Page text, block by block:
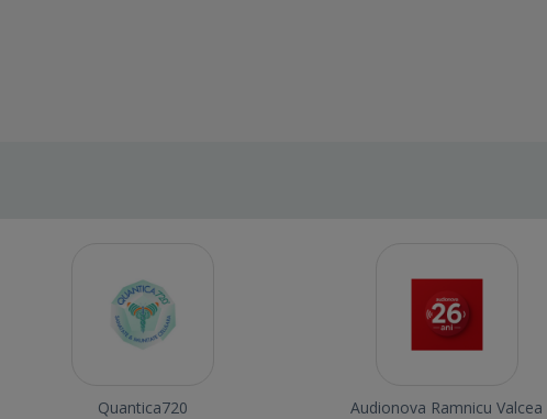
Quantica720 Audionova Ramnicu Valcea